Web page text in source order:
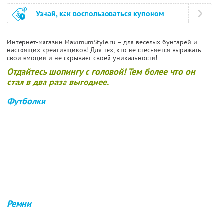
Узнай, как воспользоваться купоном
Интернет-магазин MaximumStyle.ru – для веселых бунтарей и
настоящих креативщиков! Для тех, кто не стесняется выражать
свои эмоции и не скрывает своей уникальности!
Отдайтесь шопингу с головой! Тем более что он
стал в два раза выгоднее.
Футболки
Ремни